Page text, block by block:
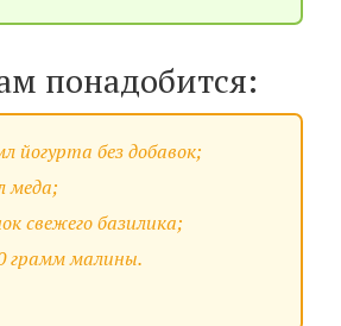
понадобится:
йогурта без добавок;
меда;
свежего базилика;
грамм малины.